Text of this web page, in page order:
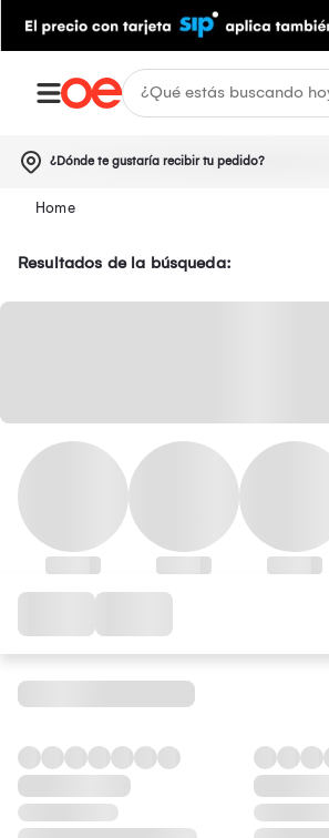
¿Dónde te gustaría recibir tu pedido?
Resultados de la búsqueda: